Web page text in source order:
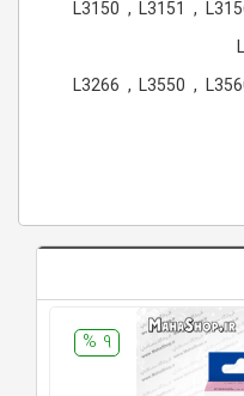
L3150 , L3151 ,
L3266 , L3550 ,
9 %